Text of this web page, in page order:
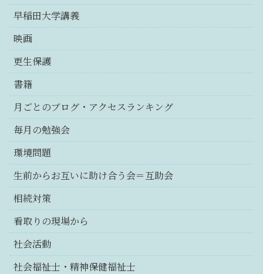
早稲田大学講義
映画
更生保護
書籍
月ごとのブログ・アクセスランキング
毎月の勉強会
環境問題
生前からお互いに助け合う会＝互助会
相続対策
看取りの現場から
社会活動
社会福祉士・精神保健福祉士